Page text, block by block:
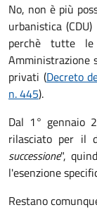
No, non è più
urbanistica
perchè tutte le
Amministrazione
privati (Decreto
n. 445).
Dal 1° gennaio
rilasciato per il
successione",
l'esenzione
Restano